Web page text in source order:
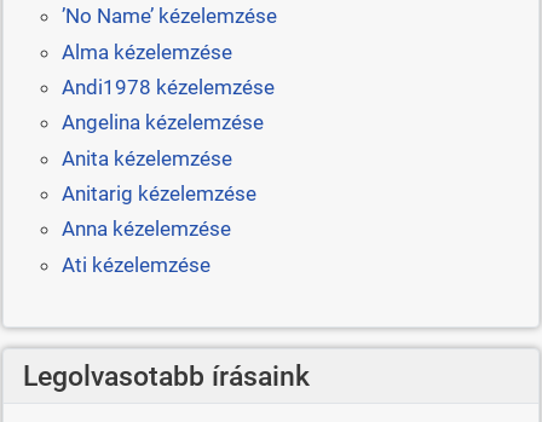
’No Name’ kézelemzése
Alma kézelemzése
Andi1978 kézelemzése
Angelina kézelemzése
Anita kézelemzése
Anitarig kézelemzése
Anna kézelemzése
Ati kézelemzése
Legolvasotabb írásaink